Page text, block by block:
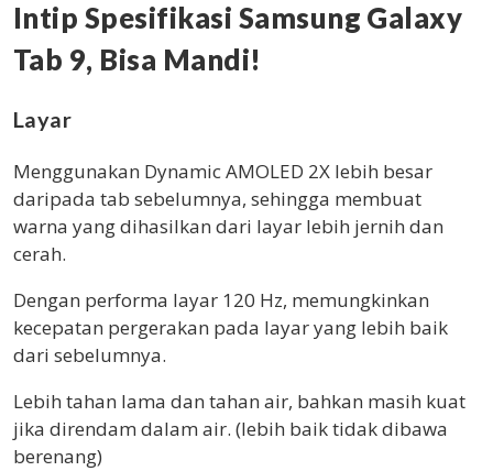
Intip Spesifikasi Samsung Galaxy
Tab 9, Bisa Mandi!
Layar
Menggunakan Dynamic AMOLED 2X lebih besar
daripada tab sebelumnya, sehingga membuat
warna yang dihasilkan dari layar lebih jernih dan
cerah.
Dengan performa layar 120 Hz, memungkinkan
kecepatan pergerakan pada layar yang lebih baik
dari sebelumnya.
Lebih tahan lama dan tahan air, bahkan masih kuat
jika direndam dalam air. (lebih baik tidak dibawa
berenang)